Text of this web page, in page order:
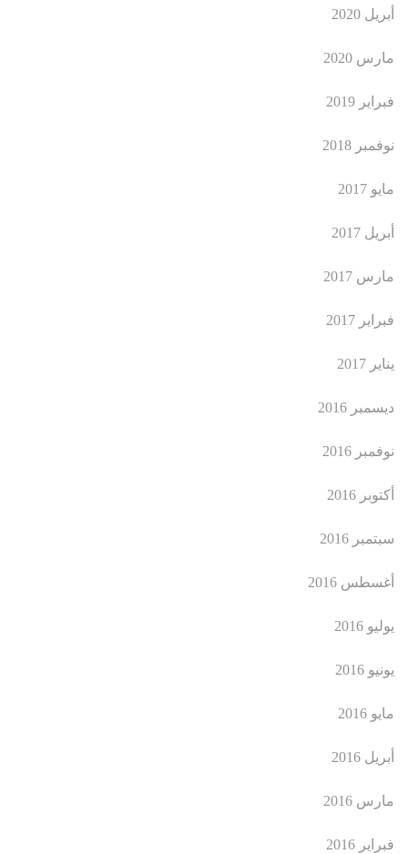
أبريل 2020
مارس 2020
فبراير 2019
نوفمبر 2018
مايو 2017
أبريل 2017
مارس 2017
فبراير 2017
يناير 2017
ديسمبر 2016
نوفمبر 2016
أكتوبر 2016
سبتمبر 2016
أغسطس 2016
يوليو 2016
يونيو 2016
مايو 2016
أبريل 2016
مارس 2016
فبراير 2016